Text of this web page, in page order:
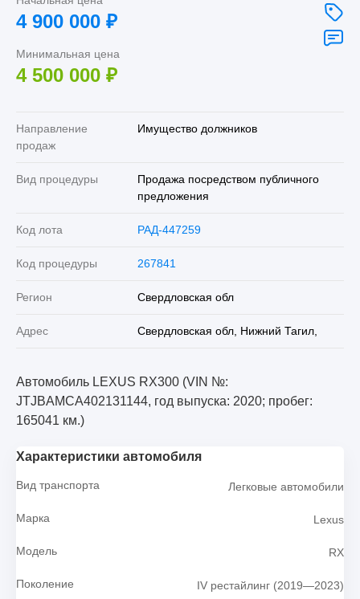
4 900 000 ₽
Минимальная цена
4 500 000 ₽
Направление
продаж
Имущество должников
Вид процедуры
Продажа посредством публичного
предложения
Код лота РАД-447259
Код процедуры 267841
Регион Свердловская обл
Адрес Свердловская обл, Нижний Тагил,
Автомобиль LEXUS RX300 (VIN №:
JTJBAMCA402131144, год выпуска: 2020; пробег:
165041 км.)
Характеристики автомобиля
Вид транспорта Легковые автомобили
Марка Lexus
Модель RX
Поколение IV рестайлинг (2019—2023)